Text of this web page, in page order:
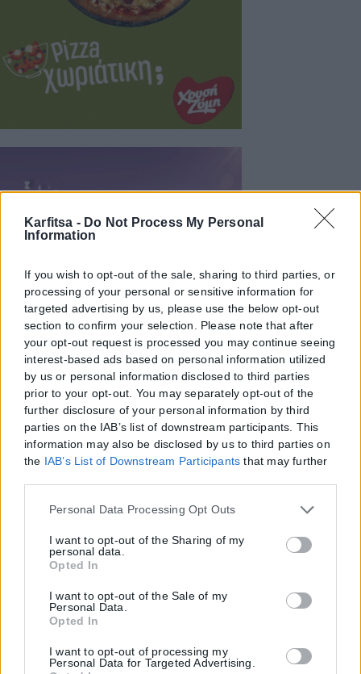
Karfitsa - Do Not Process My Personal
Information
If you wish to opt-out of the sale, sharing to third parties, or
processing of your personal or sensitive information for
targeted advertising by us, please use the below opt-out
section to confirm your selection. Please note that after
your opt-out request is processed you may continue seeing
interest-based ads based on personal information utilized
by us or personal information disclosed to third parties
prior to your opt-out. You may separately opt-out of the
further disclosure of your personal information by third
parties on the IAB’s list of downstream participants. This
information may also be disclosed by us to third parties on
the IAB’s List of Downstream Participants that may further
Please note that this website/app uses one or more Google
but not limited to your visit or usage behaviour. You may
click to grant or deny consent to Google and its third-party
tags to use your data for below specified purposes in below
Google consent section.
Personal Data Processing Opt Outs
I want to opt-out of the Sharing of my
personal data.
Opted In
I want to opt-out of the Sale of my
Personal Data.
Opted In
I want to opt-out of processing my
Personal Data for Targeted Advertising.